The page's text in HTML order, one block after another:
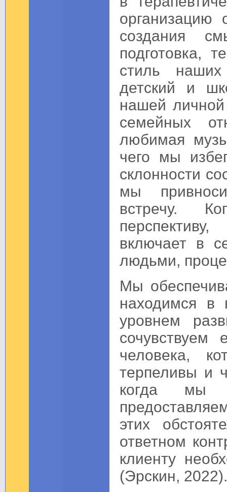
организацию
создания
подготовка,
стиль
детский и
нашей
семейных
любимая
чего мы
склонности
мы
встречу.
включает в
людьми,
Мы
находимся
уровнем
человека,
терпеливы и
когда мы
этих
ответном
клиенту
(Эрскин, 2022).